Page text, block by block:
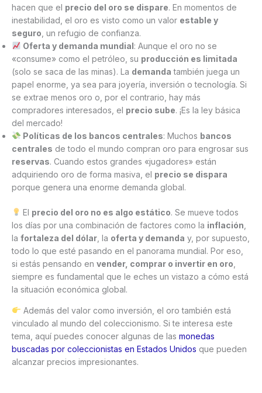
hacen que el precio del oro se dispare. En momentos de
inestabilidad, el oro es visto como un valor estable y
seguro , un refugio de confianza.
Oferta y demanda mundial: Aunque el oro no se
«consume» como el petróleo, su producción es limitada
(solo se saca de las minas). La demanda también juega un
papel enorme, ya sea para joyería, inversión o tecnología. Si
se extrae menos oro o, por el contrario, hay más
compradores interesados, el precio sube. ¡Es la ley básica
del mercado!
Políticas de los bancos centrales: Muchos bancos
centrales de todo el mundo compran oro para engrosar sus
reservas. Cuando estos grandes «jugadores» están
adquiriendo oro de forma masiva, el precio se dispara
porque genera una enorme demanda global.
El precio del oro no es algo estático. Se mueve todos
los días por una combinación de factores como la inflación
la fortaleza del dólar , la oferta y demanda y, por supuesto,
todo lo que esté pasando en el panorama mundial. Por eso,
si estás pensando en vender, comprar o invertir en oro
siempre es fundamental que le eches un vistazo a cómo está
la situación económica global.
Además del valor como inversión, el oro también está
vinculado al mundo del coleccionismo. Si te interesa este
tema, aquí puedes conocer algunas de las monedas
buscadas por coleccionistas en Estados Unidos que pueden
alcanzar precios impresionantes.